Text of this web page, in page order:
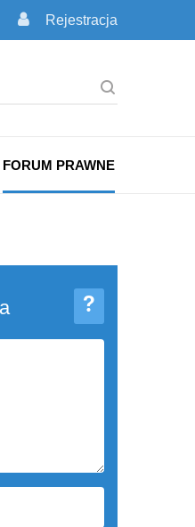
Rejestracja
FORUM PRAWNE